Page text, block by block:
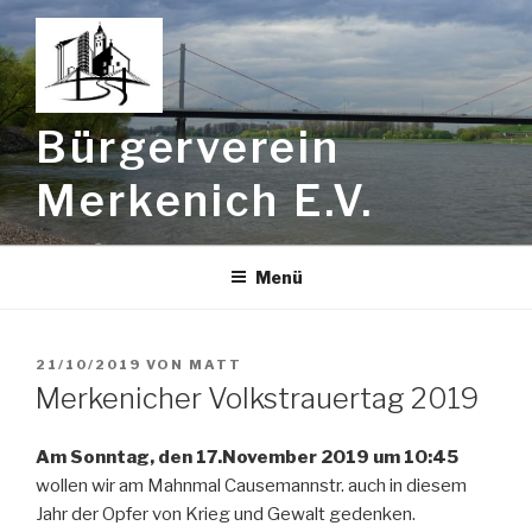
Zum
Inhalt
springen
Bürgerverein
Merkenich E.V.
Menü
VERÖFFENTLICHT
AM
21/10/2019 VON MATT
Merkenicher Volkstrauertag 2019
Am Sonntag, den 17.November 2019 um 10:45
wollen wir am Mahnmal Causemannstr. auch in diesem
Jahr der Opfer von Krieg und Gewalt gedenken.